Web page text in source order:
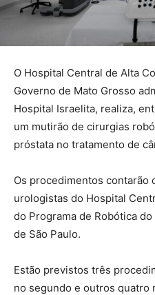
O Hospital Central de Alta
Governo de Mato Grosso
Hospital Israelita, realiza,
um mutirão de cirurgias
próstata no tratamento de
Os procedimentos contarão
urologistas do Hospital
do Programa de Robótica
de São Paulo.
Estão previstos três
no segundo e outros quatro